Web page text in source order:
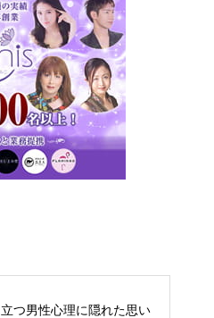
つ男性心理に隠れた思い